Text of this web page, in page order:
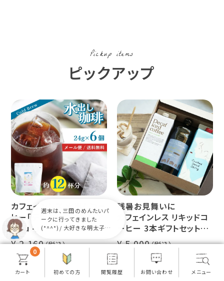
Pickup items
ピックアップ
カフェインレス 水出しコー
ヒー「デカフェ コロンビア
- aiu -」
24g×6個（約12杯分）
マウンテンウォータープロ
セス カフェインレスコーヒ
ー豆100%使用 メール便
2,160
残暑お見舞いに
カフェインレス リキッドコ
ーヒー 3本ギフトセット
クラッシュド デカフェ ゼリ
ー 1本
デカフェ オレベース【無
糖】1本
5,000
週末は、三田のめんたいパ
ークに行ってきました
(*^^*)/ 大好きな明太子を
0